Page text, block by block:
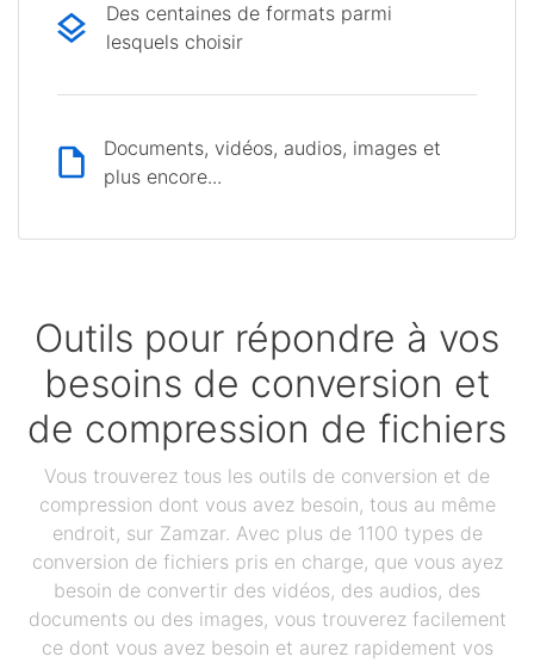
Des centaines de formats parmi
lesquels choisir
Documents, vidéos, audios, images et
plus encore...
Outils pour répondre à vos
besoins de conversion et
de compression de fichiers
Vous trouverez tous les outils de conversion et de
compression dont vous avez besoin, tous au même
endroit, sur Zamzar. Avec plus de 1100 types de
conversion de fichiers pris en charge, que vous ayez
besoin de convertir des vidéos, des audios, des
documents ou des images, vous trouverez facilement
ce dont vous avez besoin et aurez rapidement vos